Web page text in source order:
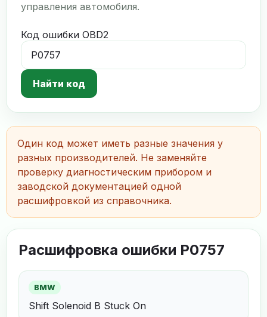
управления автомобиля.
Код ошибки OBD2
Найти код
Один код может иметь разные значения у
разных производителей. Не заменяйте
проверку диагностическим прибором и
заводской документацией одной
расшифровкой из справочника.
Расшифровка ошибки P0757
BMW
Shift Solenoid B Stuck On